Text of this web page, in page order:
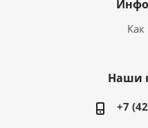
Как
Наши
+7